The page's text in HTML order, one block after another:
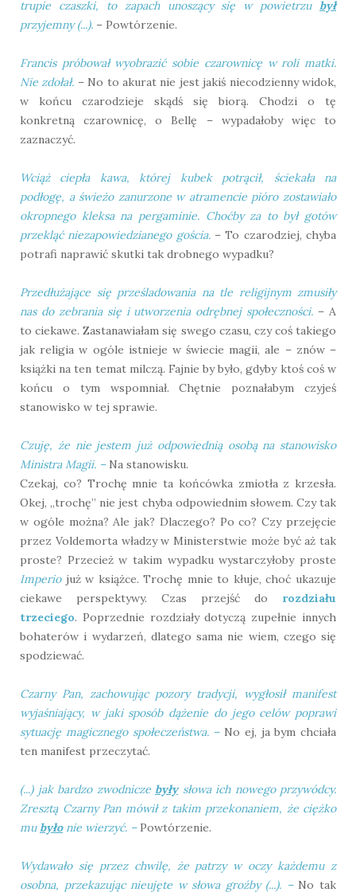
trupie czaszki, to zapach unoszący się w powietrzu był
przyjemny (...). – Powtórzenie.
Francis próbował wyobrazić sobie czarownicę w roli matki.
Nie zdołał. – No to akurat nie jest jakiś niecodzienny widok,
w końcu czarodzieje skądś się biorą. Chodzi o tę
konkretną czarownicę, o Bellę – wypadałoby więc to
zaznaczyć.
Wciąż ciepła kawa, której kubek potrącił, ściekała na
podłogę, a świeżo zanurzone w atramencie pióro zostawiało
okropnego kleksa na pergaminie. Choćby za to był gotów
przekląć niezapowiedzianego gościa.– To czarodziej, chyba
potrafi naprawić skutki tak drobnego wypadku?
Przedłużające się prześladowania na tle religijnym zmusiły
nas do zebrania się i utworzenia odrębnej społeczności. – A
to ciekawe. Zastanawiałam się swego czasu, czy coś takiego
jak religia w ogóle istnieje w świecie magii, ale – znów –
książki na ten temat milczą. Fajnie by było, gdyby ktoś coś w
końcu o tym wspomniał. Chętnie poznałabym czyjeś
stanowisko w tej sprawie.
Czuję, że nie jestem już odpowiednią osobą na stanowisko
Ministra Magii. – Na stanowisku.
Czekaj, co? Trochę mnie ta końcówka zmiotła z krzesła.
Okej, „trochę” nie jest chyba odpowiednim słowem. Czy tak
w ogóle można? Ale jak? Dlaczego? Po co? Czy przejęcie
przez Voldemorta władzy w Ministerstwie może być aż tak
proste? Przecież w takim wypadku wystarczyłoby proste
Imperiojuż w książce. Trochę mnie to kłuje, choć ukazuje
ciekawe perspektywy. Czas przejść do rozdziału
trzeciego. Poprzednie rozdziały dotyczą zupełnie innych
bohaterów i wydarzeń, dlatego sama nie wiem, czego się
spodziewać.
Czarny Pan, zachowując pozory tradycji, wygłosił manifest
wyjaśniający, w jaki sposób dążenie do jego celów poprawi
sytuację magicznego społeczeństwa. –No ej, ja bym chciała
ten manifest przeczytać.
(...) jak bardzo zwodnicze byłysłowa ich nowego przywódcy.
Zresztą Czarny Pan mówił z takim przekonaniem, że ciężko
mu byłonie wierzyć. –Powtórzenie.
Wydawało się przez chwilę, że patrzy w oczy każdemu z
osobna, przekazując nieujęte w słowa groźby (...). –No tak